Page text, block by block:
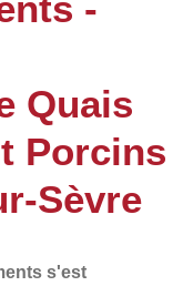
Quais
Porcins
Sèvre
s'est